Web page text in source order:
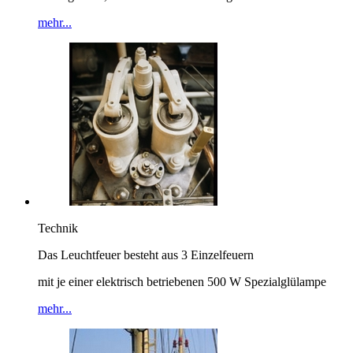
mehr...
Technik
Das Leuchtfeuer besteht aus 3 Einzelfeuern
mit je einer elektrisch betriebenen 500 W Spezialglülampe
mehr...